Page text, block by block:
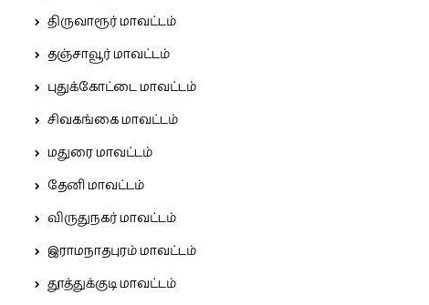
திருவாரூர் மாவட்டம்
தஞ்சாவூர் மாவட்டம்
புதுக்கோட்டை மாவட்டம்
சிவகங்கை மாவட்டம்
மதுரை மாவட்டம்
தேனி மாவட்டம்
விருதுநகர் மாவட்டம்
இராமநாதபுரம் மாவட்டம்
தூத்துக்குடி மாவட்டம்